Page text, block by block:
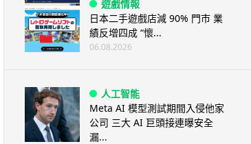
遊戲情報
日本二手遊戲店減 90% 門市 業
績反增四成 “懷...
06.08.2026
人工智能
Meta AI 模型測試期間入侵他家
公司 三大 AI 巨頭接連曝安全
漏...